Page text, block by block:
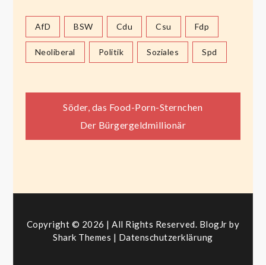
AfD BSW Cdu Csu Fdp
Neoliberal Politik Soziales Spd
Beitragsnavigation
Söder, das Food-Porn-Sternchen
Der Bürgergeldmillionär
Copyright © 2026 | All Rights Reserved. BlogJr by
Shark Themes | Datenschutzerklärung